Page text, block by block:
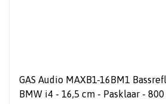
GAS Audio MAXB1-16BM1
BMW i4 - 16,5 cm - Pasklaar -